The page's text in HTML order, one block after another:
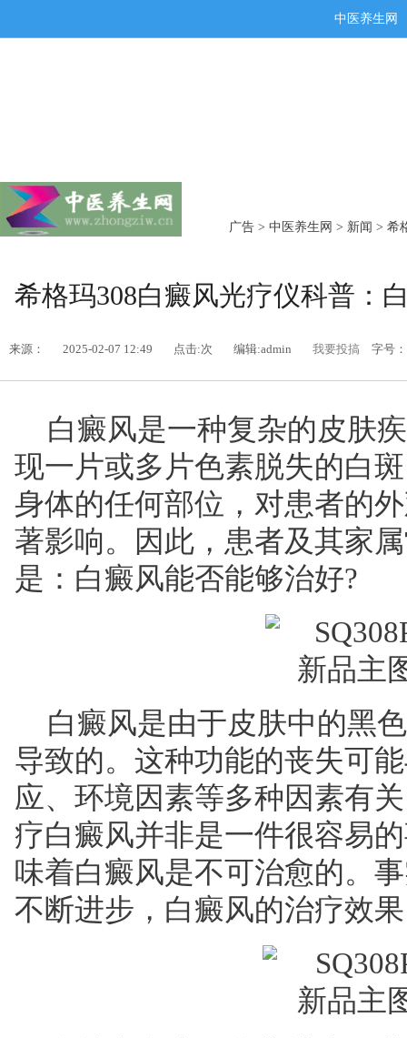
中医养生网
广告 > 中医养生网 > 新闻 > 希
希格玛308白癜风光疗仪科普：
来源： 2025-02-07 12:49 点击:次 编辑:admin 我要投搞 字号：
白癜风是一种复杂的皮肤
现一片或多片色素脱失的白
身体的任何部位，对患者的
著影响。因此，患者及其家
是：白癜风能否能够治好?
白癜风是由于皮肤中的黑
导致的。这种功能的丧失可
应、环境因素等多种因素有
疗白癜风并非是一件很容易
味着白癜风是不可治愈的。
不断进步，白癜风的治疗效